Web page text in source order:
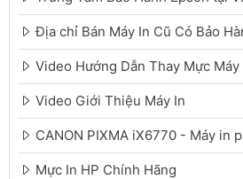
Địa chỉ Bán Máy In Cũ Có Bảo
Video Hướng Dẫn Thay Mực Máy
Video Giới Thiệu Máy In
CANON PIXMA iX6770 - Máy in
Mực In HP Chính Hãng